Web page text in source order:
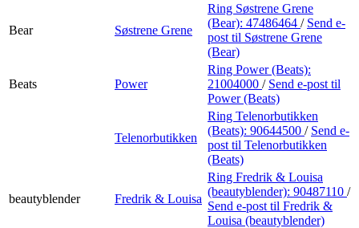
Bear Søstrene Grene
Ring Søstrene Grene
(Bear): 47486464 / Send e-
post til Søstrene Grene
(Bear)
Beats Power
Ring Power (Beats):
21004000 / Send e-post til
Power (Beats)
Telenorbutikken
Ring Telenorbutikken
(Beats): 90644500 / Send e-
post til Telenorbutikken
(Beats)
beautyblender Fredrik & Louisa
Ring Fredrik & Louisa
(beautyblender): 90487110 /
Send e-post til Fredrik &
Louisa (beautyblender)